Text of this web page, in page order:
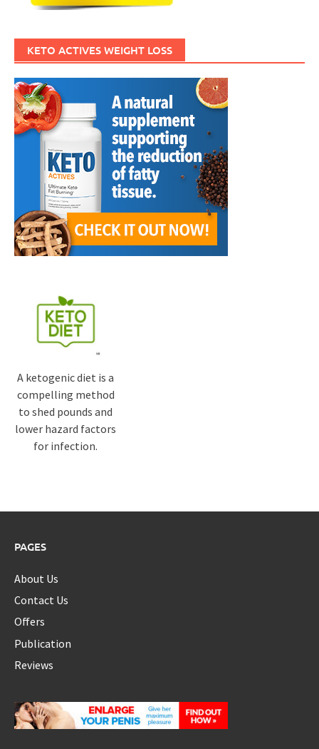
KETO ACTIVES WEIGHT LOSS
A ketogenic diet is a
compelling method
to shed pounds and
lower hazard factors
for infection.
PAGES
About Us
Contact Us
Offers
Publication
Reviews